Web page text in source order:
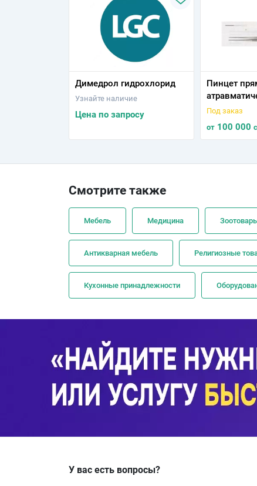
Димедрол гидрохлорид
Узнайте наличие
Цена по запросу
Пинцет
нарезкой
Под заказ
от 100 000
Смотрите также
Мебель Медицина
Антикварная мебель Религиозные
Кухонные принадлежности
У вас есть вопросы?